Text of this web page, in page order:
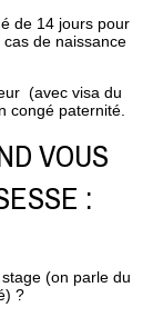
de 14 jours pour
de naissance
(avec visa du
congé paternité.
VOUS
:
(on parle du
?